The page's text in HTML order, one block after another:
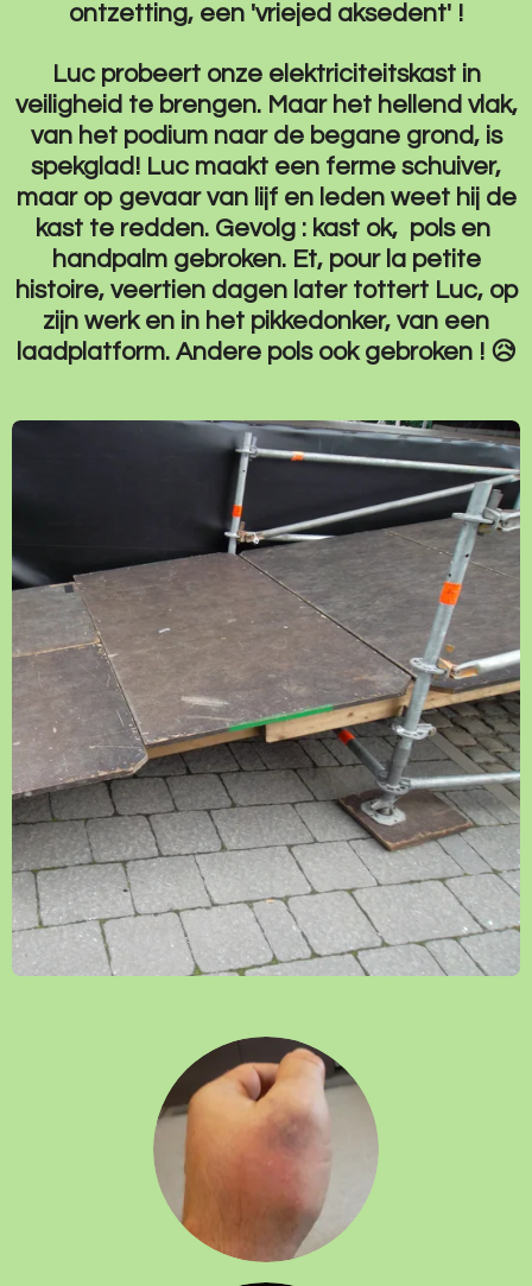
ontzetting, een 'vriejed aksedent' !
Luc probeert onze elektriciteitskast in
veiligheid te brengen. Maar het hellend vlak,
van het podium naar de begane grond, is
spekglad! Luc maakt een ferme schuiver,
maar op gevaar van lijf en leden weet hij de
kast te redden. Gevolg : kast ok, pols en
handpalm gebroken. Et, pour la petite
histoire, veertien dagen later tottert Luc, op
zijn werk en in het pikkedonker, van een
laadplatform. Andere pols ook gebroken ! 😥